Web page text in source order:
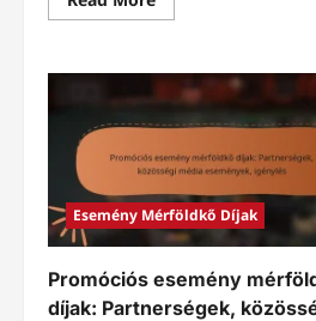
more
Mérföldkő
Díjak:
Hogyan
lehet
megszerezni,
Igénylési
folyamat,
Jutalmak
Esemény Mérföldkő Díjak
Promóciós esemény
díjak: Partnerségek,